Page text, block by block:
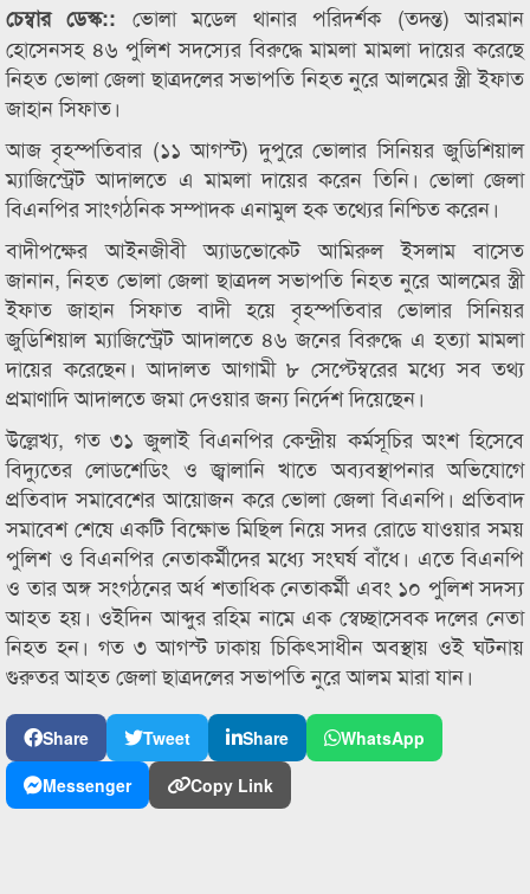
চেম্বার ডেস্ক:: ভোলা মডেল থানার পরিদর্শক (তদন্ত) আরমান
হোসেনসহ ৪৬ পুলিশ সদস্যের বিরুদ্ধে মামলা মামলা দায়ের করেছে
নিহত ভোলা জেলা ছাত্রদলের সভাপতি নিহত নুরে আলমের স্ত্রী ইফাত
জাহান সিফাত।
আজ বৃহস্পতিবার (১১ আগস্ট) দুপুরে ভোলার সিনিয়র জুডিশিয়াল
ম্যাজিস্ট্রেট আদালতে এ মামলা দায়ের করেন তিনি। ভোলা জেলা
বিএনপির সাংগঠনিক সম্পাদক এনামুল হক তথ্যের নিশ্চিত করেন।
বাদীপক্ষের আইনজীবী অ্যাডভোকেট আমিরুল ইসলাম বাসেত
জানান, নিহত ভোলা জেলা ছাত্রদল সভাপতি নিহত নুরে আলমের স্ত্রী
ইফাত জাহান সিফাত বাদী হয়ে বৃহস্পতিবার ভোলার সিনিয়র
জুডিশিয়াল ম্যাজিস্ট্রেট আদালতে ৪৬ জনের বিরুদ্ধে এ হত্যা মামলা
দায়ের করেছেন। আদালত আগামী ৮ সেপ্টেম্বরের মধ্যে সব তথ্য
প্রমাণাদি আদালতে জমা দেওয়ার জন্য নির্দেশ দিয়েছেন।
উল্লেখ্য, গত ৩১ জুলাই বিএনপির কেন্দ্রীয় কর্মসূচির অংশ হিসেবে
বিদ্যুতের লোডশেডিং ও জ্বালানি খাতে অব্যবস্থাপনার অভিযোগে
প্রতিবাদ সমাবেশের আয়োজন করে ভোলা জেলা বিএনপি। প্রতিবাদ
সমাবেশ শেষে একটি বিক্ষোভ মিছিল নিয়ে সদর রোডে যাওয়ার সময়
পুলিশ ও বিএনপির নেতাকর্মীদের মধ্যে সংঘর্ষ বাঁধে। এতে বিএনপি
ও তার অঙ্গ সংগঠনের অর্ধ শতাধিক নেতাকর্মী এবং ১০ পুলিশ সদস্য
আহত হয়। ওইদিন আব্দুর রহিম নামে এক স্বেচ্ছাসেবক দলের নেতা
নিহত হন। গত ৩ আগস্ট ঢাকায় চিকিৎসাধীন অবস্থায় ওই ঘটনায়
গুরুতর আহত জেলা ছাত্রদলের সভাপতি নুরে আলম মারা যান।
Share Tweet Share
WhatsApp
Messenger
Copy Link